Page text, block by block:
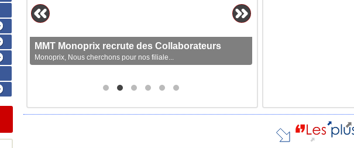
MMT Monoprix recrute des Collaborateurs
Monoprix, Nous cherchons pour nos filiale...